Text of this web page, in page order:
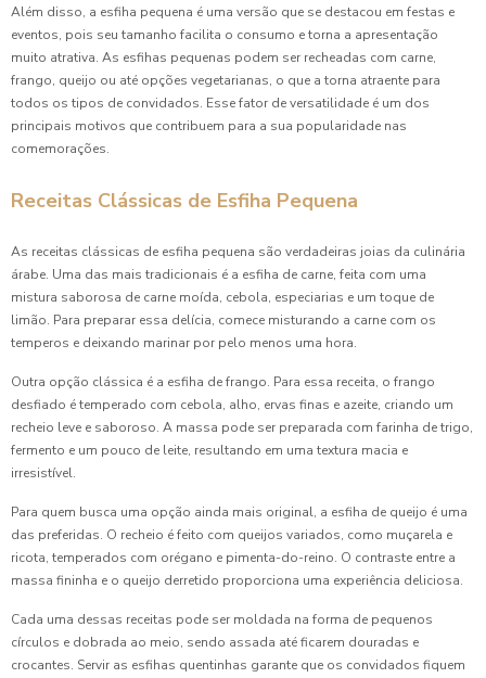
Coxinha de Aniversário em Festas: Descubra Receitas e
Dicas Incríveis
Coxinha de Aniversário: A Delícia que Não Pode Faltar na
Sua Festa
Incríveis
Coxinha de Festa é a Estrela do Seu Evento: As Dicas mais
Irresistíveis
Coxinha de Festa é a Estrela do Seu Evento: Dicas e
Receitas Irresistíveis
Coxinha de Festa é a Estrela do Seu Evento: Dicas para
Preparar e Servir com Sucesso
Coxinha de Festa: 7 Receitas Irresistíveis para Surpreender
Convidados
Coxinha de Festa: Como Preparar a Receita Perfeita para
Encantar Seus Convidados
Coxinha para Aniversário: Delícias que Não Podem Faltar
na Sua Festa
Além disso, a esfiha pequena é uma versão que se destacou em festas e
eventos, pois seu tamanho facilita o consumo e torna a apresentação
muito atrativa. As esfihas pequenas podem ser recheadas com carne,
frango, queijo ou até opções vegetarianas, o que a torna atraente para
todos os tipos de convidados. Esse fator de versatilidade é um dos
principais motivos que contribuem para a sua popularidade nas
comemorações.
Receitas Clássicas de Esfiha Pequena
As receitas clássicas de esfiha pequena são verdadeiras joias da culinária
árabe. Uma das mais tradicionais é a esfiha de carne, feita com uma
mistura saborosa de carne moída, cebola, especiarias e um toque de
limão. Para preparar essa delícia, comece misturando a carne com os
temperos e deixando marinar por pelo menos uma hora.
Outra opção clássica é a esfiha de frango. Para essa receita, o frango
desfiado é temperado com cebola, alho, ervas finas e azeite, criando um
recheio leve e saboroso. A massa pode ser preparada com farinha de trigo,
fermento e um pouco de leite, resultando em uma textura macia e
irresistível.
Para quem busca uma opção ainda mais original, a esfiha de queijo é uma
das preferidas. O recheio é feito com queijos variados, como muçarela e
ricota, temperados com orégano e pimenta-do-reino. O contraste entre a
massa fininha e o queijo derretido proporciona uma experiência deliciosa.
Cada uma dessas receitas pode ser moldada na forma de pequenos
círculos e dobrada ao meio, sendo assada até ficarem douradas e
crocantes. Servir as esfihas quentinhas garante que os convidados fiquem